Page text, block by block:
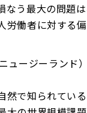
う最大の問題
働者に対する
ュージーランド）
で知られてい